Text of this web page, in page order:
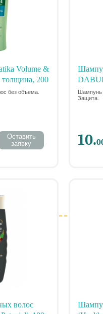
Volume &
200
без объема.
Оставить
заявку
Шампунь
Защита.
10.
волос